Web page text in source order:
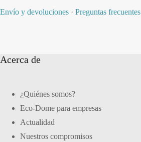
Envío y devoluciones · Preguntas frecuentes
Acerca de
¿Quiénes somos?
Eco-Dome para empresas
Actualidad
Nuestros compromisos